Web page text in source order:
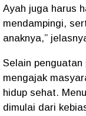
Ayah juga harus
mendampingi,
anaknya,”
Selain
mengajak
hidup sehat.
dimulai dari